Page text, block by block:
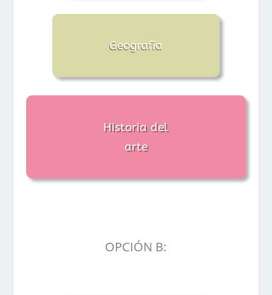
Geografía
Historia del
arte
OPCIÓN B: